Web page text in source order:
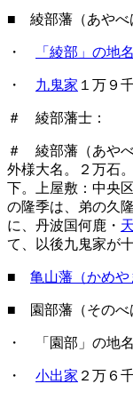
■ 綾部藩（あやべ
・ 「綾部」の地名
・ 九鬼家 １万９
＃ 綾部藩士：
＃ 綾部藩（あや
外様大名。２万石
下。上屋敷：中央
の隆季は、弟の久
に、丹波国何鹿・
て、以後九鬼家が
■ 亀山藩（かめや
■ 園部藩（そのべ
・ 「園部」の地名
・ 小出家 ２万６